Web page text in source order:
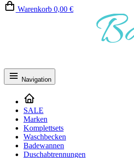
Warenkorb 0,00 €
Navigation
SALE
Marken
Komplettsets
Waschbecken
Badewannen
Duschabtrennungen